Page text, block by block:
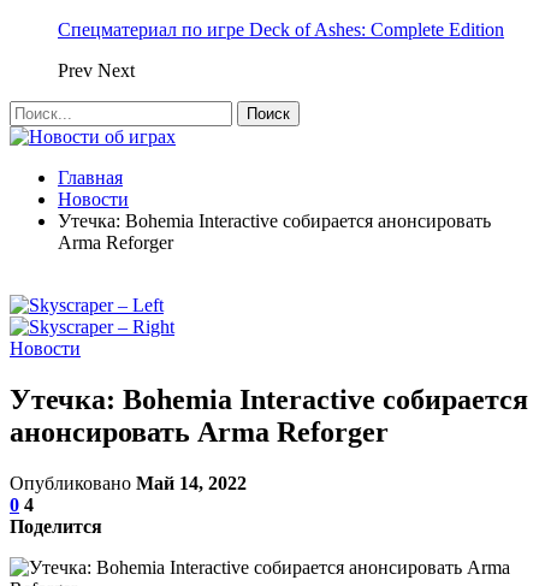
Спецматериал по игре Deck of Ashes: Complete Edition
Prev Next
Главная
Новости
Утечка: Bohemia Interactive собирается анонсировать
Arma Reforger
Новости
Утечка: Bohemia Interactive собирается
анонсировать Arma Reforger
Опубликовано Май 14, 2022
0 4
Поделится